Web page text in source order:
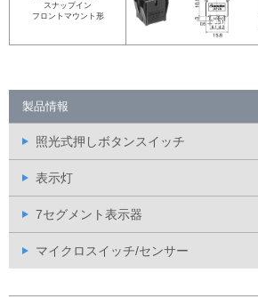
スナップイン
フロントマウント形
製品情報
照光式押しボタンスイッチ
表示灯
7セグメント表示器
マイクロスイッチ/センサー